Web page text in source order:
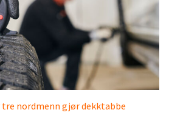
tre nordmenn gjør dekktabbe